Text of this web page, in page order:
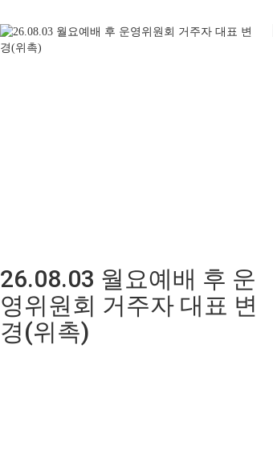
26.08.03 월요예배 후 운
영위원회 거주자 대표 변
경(위촉)